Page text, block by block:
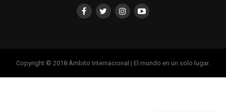
Copyright © 2018 Ámbito Internacional | El mundo en un solo lugar.